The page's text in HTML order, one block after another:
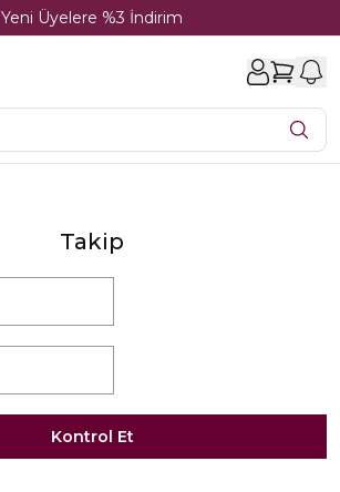
Yeni Üyelere %3 İndirim
Takip
Kontrol Et